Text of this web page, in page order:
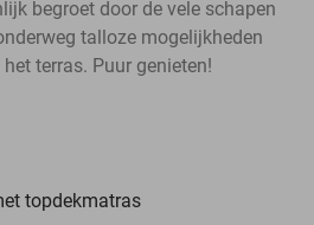
begroet door de vele schapen
talloze mogelijkheden
terras. Puur genieten!
topdekmatras